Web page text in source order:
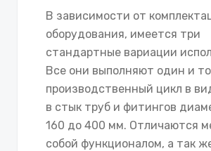
В зависимости от
оборудования, имеется три
стандартные вариации
Все они выполняют один и
производственный цикл в
в стык труб и фитингов
160 до 400 мм. Отличаются
собой функционалом, а так